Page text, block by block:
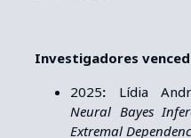
Investigadores
2025: Lídia
Neural Bayes
Extremal